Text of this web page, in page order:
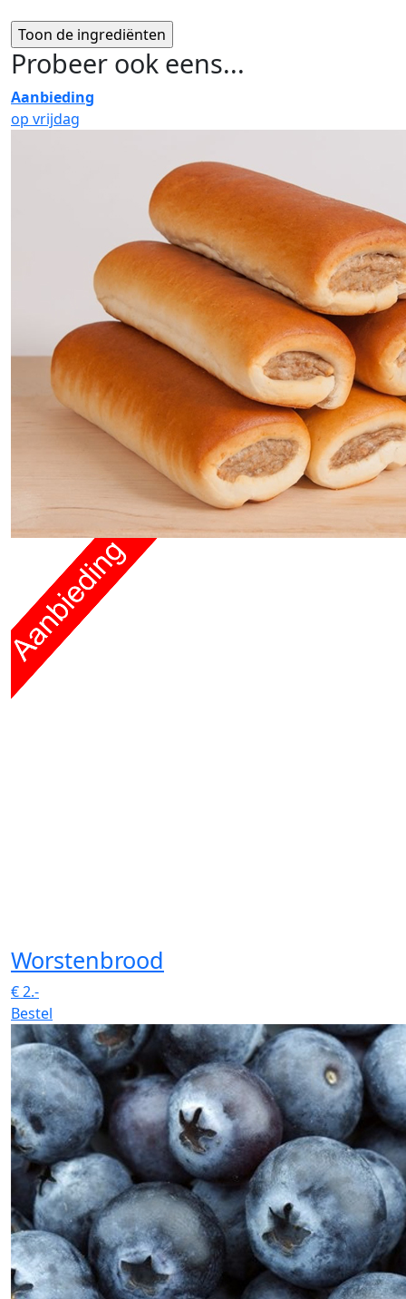
Probeer ook eens...
Aanbieding
op vrijdag
Worstenbrood
€2.-
Bestel